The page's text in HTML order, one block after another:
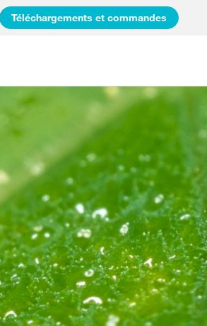
Téléchargements et commandes